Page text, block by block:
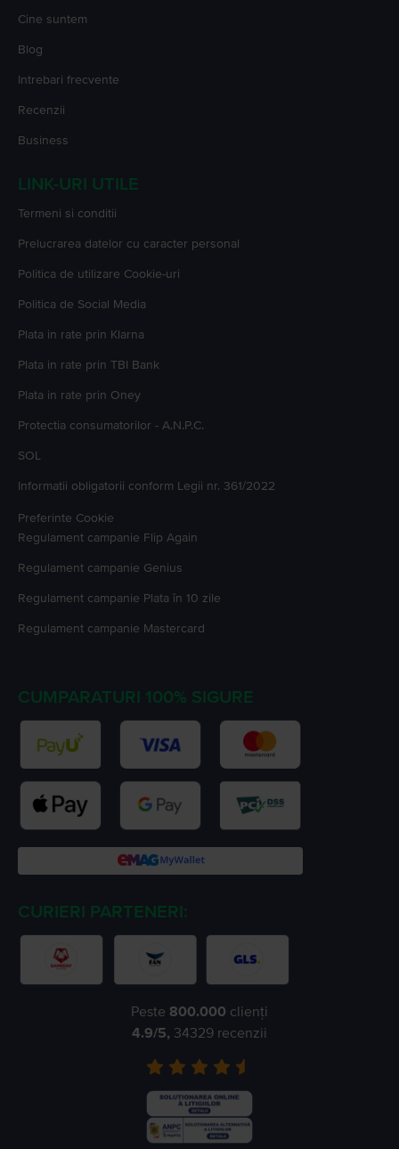
Cine suntem
Blog
Intrebari frecvente
Recenzii
Business
LINK-URI UTILE
Termeni si conditii
Prelucrarea datelor cu caracter personal
Politica de utilizare Cookie-uri
Politica de Social Media
Plata in rate prin Klarna
Plata in rate prin TBI Bank
Plata in rate prin Oney
Protectia consumatorilor - A.N.P.C.
SOL
Informatii obligatorii conform Legii nr. 361/2022
Preferinte Cookie
Regulament campanie Flip Again
Regulament campanie Genius
Regulament campanie Plata în 10 zile
Regulament campanie Mastercard
CUMPARATURI 100% SIGURE
CURIERI PARTENERI:
Peste 800.000 clienți
4.9/5, 34329 recenzii